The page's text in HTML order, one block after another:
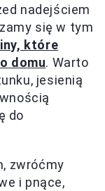
nadejściem
się w tym
które
domu. Warto
jesienią
do
zwróćmy
i pnące,